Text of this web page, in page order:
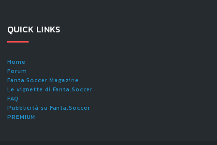
QUICK LINKS
Home
Forum
Fanta.Soccer Magazine
Le vignette di Fanta.Soccer
FAQ
Pubblicità su Fanta.Soccer
PREMIUM